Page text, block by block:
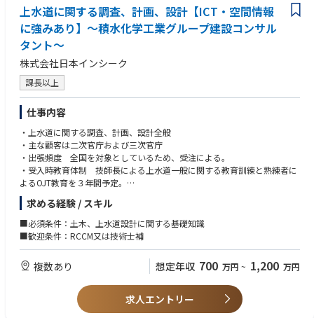
■他社建設コンサルタント企業との違い
・担当エリア：全国（事業所があるエリア限定での業務ではなく、全国に
ある業務の中で取り組みたい案件にチャレンジすることができます）
・大手建設コンサルタントが受注する案件規模と遜色ない案件を担当でき
ます。
・道路、橋梁、河川、港湾、砂防・防災、環境、都市計画、公園など幅広
い案件を受注しており、協働することがよくあります。その中で各分野の
技術者が強みを生かして対応します。その結果、国交省から毎年業務表彰
を受賞しています。
上水道に関する調査、計画、設計【ICT・空間情報
に強みあり】～積水化学工業グループ建設コンサル
タント～
株式会社日本インシーク
課長以上
仕事内容
・上水道に関する調査、計画、設計全般
・主な顧客は二次官庁および三次官庁
・出張頻度 全国を対象としているため、受注による。
・受入時教育体制 技師長による上水道一般に関する教育訓練と熟練者に
よるOJT教育を３年間予定。
■配属部門：上水道部
■組織体制：8名
求める経験 / スキル
■必須条件：土木、上水道設計に関する基礎知識
■歓迎条件：RCCM又は技術士補
複数あり 想定年収 700 万円 ~ 1,200 万円
求人エントリー